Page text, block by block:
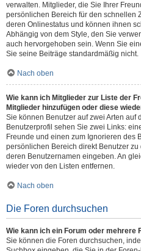
verwalten. Mitglieder, die Sie Ihrer
persönlichen Bereich für den schnellen
deren Onlinestatus und können ihnen
Abhängig von dem Style, den Sie
auch hervorgehoben sein. Wenn Sie
Sie seine Beiträge standardmäßig nicht.
Nach oben
Wie kann ich Mitglieder zur Liste der
Mitglieder hinzufügen oder diese
Sie können Benutzer auf zwei Arten auf
Benutzerprofil sehen Sie zwei Links:
Freunde und einen zum Ignorieren des
persönlichen Bereich direkt Benutzer
deren Benutzernamen eingeben. An
wieder von den Listen entfernen.
Nach oben
Die Foren durchsuchen
Wie kann ich ein Forum oder mehrere
Sie können die Foren durchsuchen,